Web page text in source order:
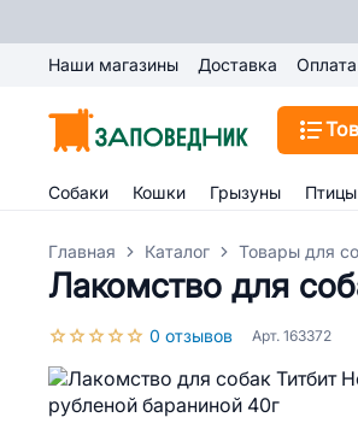
Наши магазины Доставка Оплата
Собаки Кошки Грызуны Птицы
Главная Каталог Товары для
Лакомство для
0 отзывов Арт. 163372